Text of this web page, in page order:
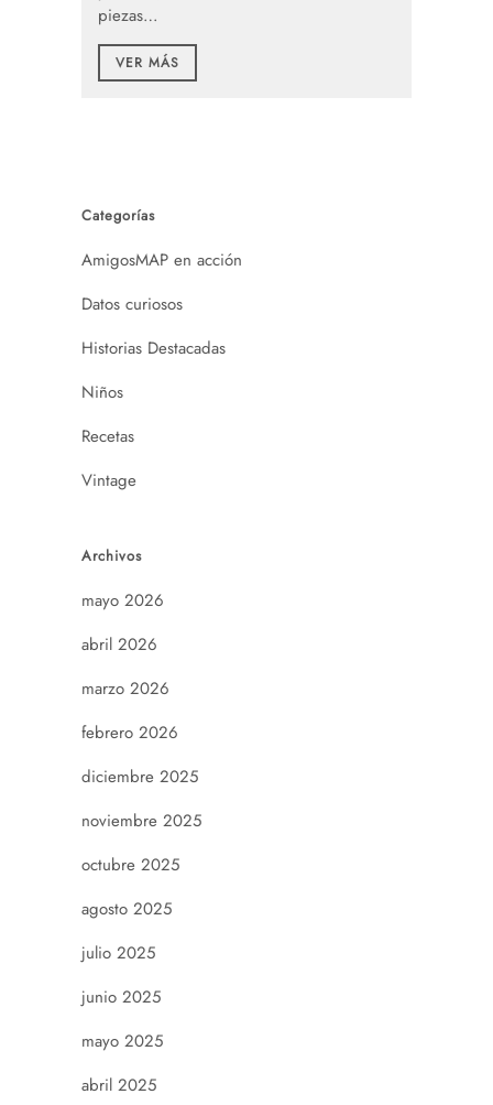
piezas…
VER MÁS
Categorías
AmigosMAP en acción
Datos curiosos
Historias Destacadas
Niños
Recetas
Vintage
Archivos
mayo 2026
abril 2026
marzo 2026
febrero 2026
diciembre 2025
noviembre 2025
octubre 2025
agosto 2025
julio 2025
junio 2025
mayo 2025
abril 2025